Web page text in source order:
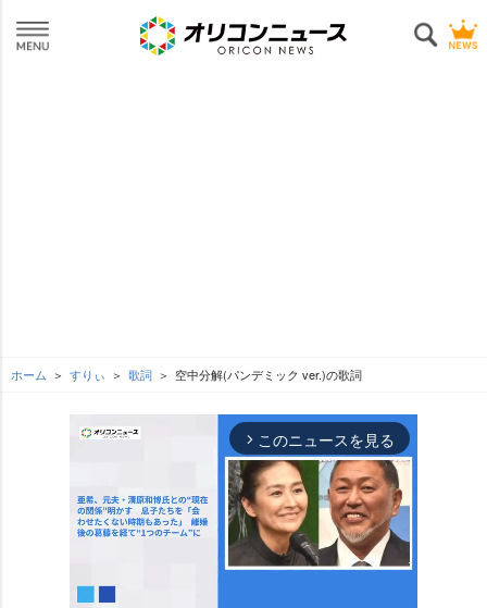
ホーム すりぃ 歌詞 空中分解(パンデミック ver.)の歌詞
arrow_forward_ios このニュースを見る